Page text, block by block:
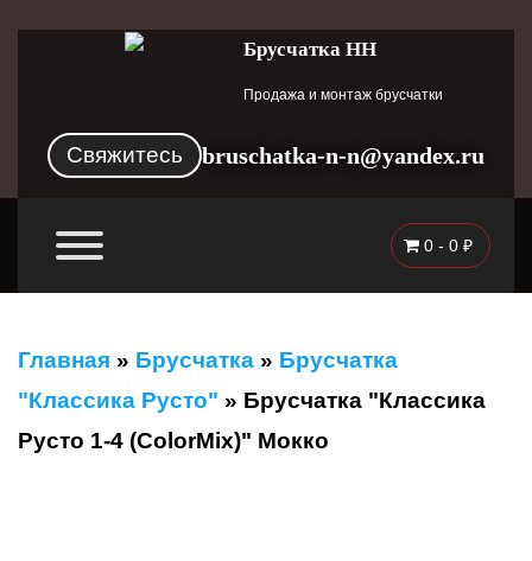
Брусчатка НН
Продажа и монтаж брусчатки
Свяжитесь bruschatka-n-n@yandex.ru
0 - 0 ₽
Главная » Брусчатка » Брусчатка
"Классика Русто" » Брусчатка "Классика
Русто 1-4 (ColorMix)" Мокко